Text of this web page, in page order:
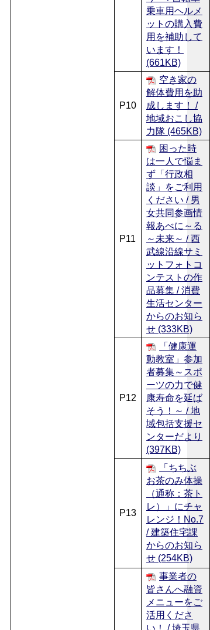
乗車用ヘルメ
ットの購入費
用を補助して
います！
(661KB)
P10
空き家の
解体費用を助
成します！ /
地域おこし協
力隊 (465KB)
P11
困った時
は一人で悩ま
ず「行政相
談」をご利用
ください / 男
女共同参画情
報あべに～る
～未来～ / 西
武線沿線サミ
ットフォトコ
ンテストの作
品募集 / 消費
生活センター
からのお知ら
せ (333KB)
P12
「健康運
動教室」参加
者募集～スポ
ーツの力で健
康寿命を延ば
そう！～ / 地
域包括支援セ
ンターだより
(397KB)
P13
「ちちぶ
お茶のみ体操
（通称：茶ト
レ）」にチャ
レンジ！No.7
/ 建築住宅課
からのお知ら
せ (254KB)
事業者の
皆さんへ融資
メニューをご
活用くださ
い！ / 埼玉県